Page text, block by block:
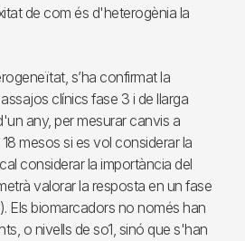
de com és d'heterogènia la
s’ha confirmat la
clínics fase 3 i de llarga
any, per mesurar canvis a
mesos si es vol considerar la
considerar la importància del
valorar la resposta en un fase
Els biomarcadors no només han
o nivells de so1, sinó que s'han